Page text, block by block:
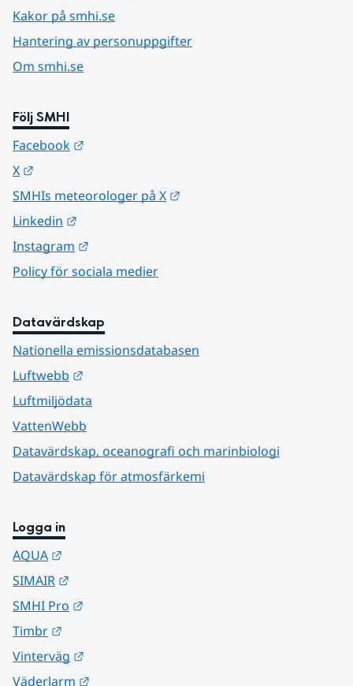
Kakor på smhi.se
Hantering av personuppgifter
Om smhi.se
Följ SMHI
Facebook
X
SMHIs meteorologer på X
Linkedin
Instagram
Policy för sociala medier
Datavärdskap
Nationella emissionsdatabasen
Luftwebb
Luftmiljödata
VattenWebb
Datavärdskap, oceanografi och marinbiologi
Datavärdskap för atmosfärkemi
Logga in
AQUA
SIMAIR
SMHI Pro
Timbr
Vinterväg
Väderlarm